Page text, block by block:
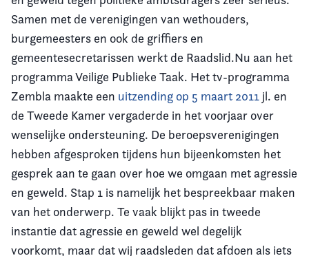
Samen met de verenigingen van wethouders,
burgemeesters en ook de griffiers en
gemeentesecretarissen werkt de Raadslid.Nu aan het
programma Veilige Publieke Taak. Het tv-programma
Zembla maakte een uitzending op 5 maart 2011 jl. en
de Tweede Kamer vergaderde in het voorjaar over
wenselijke ondersteuning. De beroepsverenigingen
hebben afgesproken tijdens hun bijeenkomsten het
gesprek aan te gaan over hoe we omgaan met agressie
en geweld. Stap 1 is namelijk het bespreekbaar maken
van het onderwerp. Te vaak blijkt pas in tweede
instantie dat agressie en geweld wel degelijk
voorkomt, maar dat wij raadsleden dat afdoen als iets